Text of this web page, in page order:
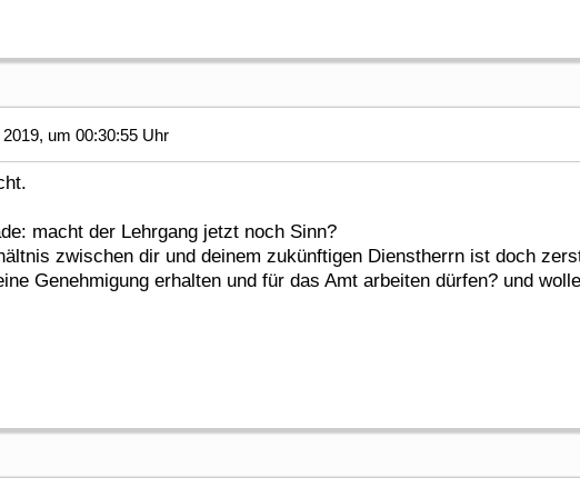
um 00:30:55 Uhr
macht der Lehrgang jetzt noch Sinn?
zwischen dir und deinem zukünftigen Dienstherrn ist doch
Genehmigung erhalten und für das Amt arbeiten dürfen? und